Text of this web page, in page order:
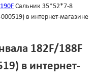
Сальник 35*52*7-8
в интернет-магазине
182F/188F
в интернет-